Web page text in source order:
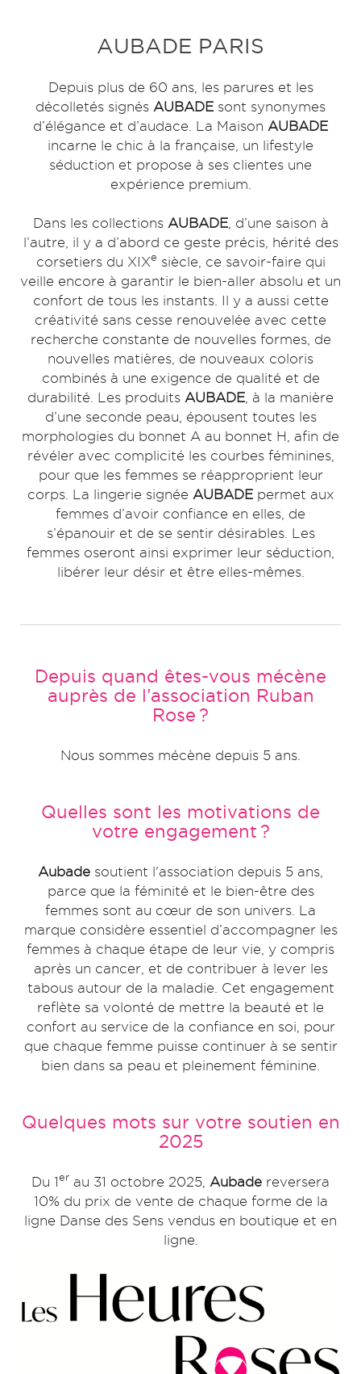
AUBADE PARIS
Depuis plus de 60 ans, les parures et les
décolletés signés AUBADE sont synonymes
d’élégance et d’audace. La Maison AUBADE
incarne le chic à la française, un lifestyle
séduction et propose à ses clientes une
expérience premium.​
Dans les collections AUBADE, d’une saison à
l’autre, il y a d’abord ce geste précis, hérité des
corsetiers du XIXe siècle, ce savoir-faire qui
veille encore à garantir le bien-aller absolu et un
confort de tous les instants. Il y a aussi cette
créativité sans cesse renouvelée avec cette
recherche constante de nouvelles formes, de
nouvelles matières, de nouveaux coloris
combinés à une exigence de qualité et de
durabilité. Les produits AUBADE , à la manière
d’une seconde peau, épousent toutes les
morphologies du bonnet A au bonnet H, afin de
révéler avec complicité les courbes féminines,
pour que les femmes se réapproprient leur
corps. La lingerie signée AUBADEpermet aux
femmes d’avoir confiance en elles, de
s’épanouir et de se sentir désirables. Les
femmes oseront ainsi exprimer leur séduction,
libérer leur désir et être elles-mêmes.
Depuis quand êtes-vous mécène
auprès de l’association Ruban
Rose ?
Nous sommes mécène depuis 5 ans.
Quelles sont les motivations de
votre engagement ?
Aubade soutient l'association depuis 5 ans,
parce que la féminité et le bien-être des
femmes sont au cœur de son univers. La
marque considère essentiel d’accompagner les
femmes à chaque étape de leur vie, y compris
après un cancer, et de contribuer à lever les
tabous autour de la maladie. Cet engagement
reflète sa volonté de mettre la beauté et le
confort au service de la confiance en soi, pour
que chaque femme puisse continuer à se sentir
bien dans sa peau et pleinement féminine.
Quelques mots sur votre soutien en
2025
Du 1er au 31 octobre 2025, Aubade reversera
10% du prix de vente de chaque forme de la
ligne Danse des Sens vendus en boutique et en
ligne.